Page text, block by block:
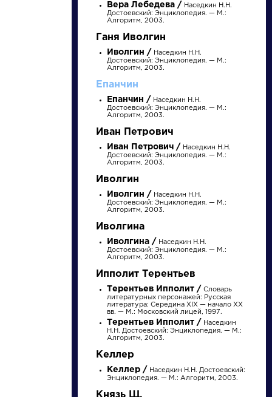
произведения
персонажи
словарь
Найти
Алоизий
Соколов Б.В.
Булгаковская
энциклопедия. М.:
Локид; Миф, 1996. »
аллегория
Розенталь Д.Э.
Практическая
стилистика
русского языка. М.:
Высшая школа...
Вера Лебедева / Наседкин Н.Н.
Достоевский: Энциклопедия. — М.:
Алгоритм, 2003.
Ганя Иволгин
Иволгин / Наседкин Н.Н.
Достоевский: Энциклопедия. — М.:
Алгоритм, 2003.
Епанчин
Епанчин / Наседкин Н.Н.
Достоевский: Энциклопедия. — М.:
Алгоритм, 2003.
Иван Петрович
Иван Петрович / Наседкин Н.Н.
Достоевский: Энциклопедия. — М.:
Алгоритм, 2003.
Иволгин
Иволгин / Наседкин Н.Н.
Достоевский: Энциклопедия. — М.:
Алгоритм, 2003.
Иволгина
Иволгина / Наседкин Н.Н.
Достоевский: Энциклопедия. — М.:
Алгоритм, 2003.
Ипполит Терентьев
Терентьев Ипполит / Словарь
литературных персонажей: Русская
литература: Середина XIX — начало XX
вв. — М.: Московский лицей, 1997.
Терентьев Ипполит / Наседкин
Н.Н. Достоевский: Энциклопедия. — М.:
Алгоритм, 2003.
Келлер
Келлер / Наседкин Н.Н. Достоевский:
Энциклопедия. — М.: Алгоритм, 2003.
Князь Щ.